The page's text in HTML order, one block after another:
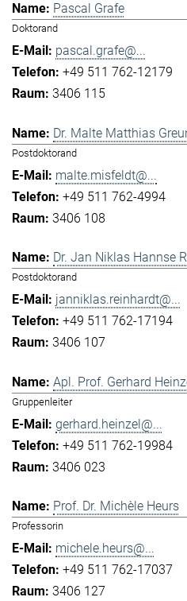
Pascal Grafe
Doktorand
pascal.grafe@...
+49 511 762-12179
3406 115
Dr. Malte Matthias
Postdoktorand
malte.misfeldt@...
+49 511 762-4994
3406 108
Dr. Jan Niklas Hannse
Postdoktorand
janniklas.reinhardt@...
+49 511 762-17194
3406 107
Apl. Prof. Gerhard
Gruppenleiter
gerhard.heinzel@...
+49 511 762-19984
3406 023
Prof. Dr. Michèle Heurs
Professorin
michele.heurs@...
+49 511 762-17037
3406 127